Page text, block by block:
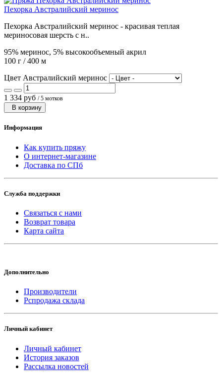
Пехорка Австралийский меринос
Пехорка Австралийский меринос - красивая теплая
мериносовая шерсть с н..
95% меринос, 5% высокообъемный акрил
100 г / 400 м
Цвет Австралийский меринос
1 334 руб / 5 мотков
В корзину
Информация
Как купить пряжу
О интернет-магазине
Доставка по СПб
Служба поддержки
Связаться с нами
Возврат товара
Карта сайта
Дополнительно
Производители
Рспродажа склада
Личный кабинет
Личный кабинет
История заказов
Рассылка новостей